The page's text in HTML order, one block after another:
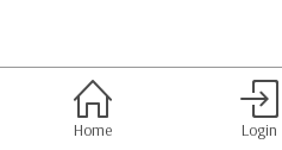
Home Login